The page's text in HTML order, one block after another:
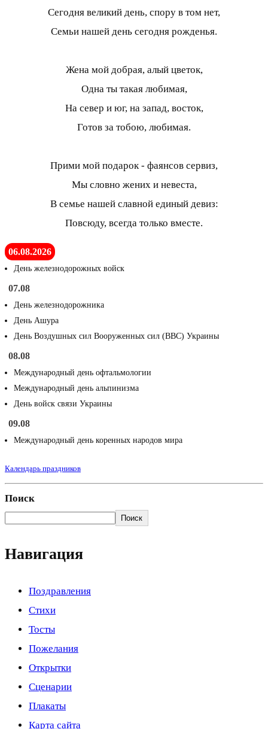
Сегодня великий день, спору в том нет,
Семьи нашей день сегодня рожденья.
Жена мой добрая, алый цветок,
Одна ты такая любимая,
На север и юг, на запад, восток,
Готов за тобою, любимая.
Прими мой подарок - фаянсов сервиз,
Мы словно жених и невеста,
В семье нашей славной единый девиз:
Повсюду, всегда только вместе.
06.08.2026
День железнодорожных войск
07.08
День железнодорожника
День Ашура
День Воздушных сил Вооруженных сил (ВВС) Украины
08.08
Международный день офтальмологии
Международный день альпинизма
День войск связи Украины
09.08
Международный день коренных народов мира
Календарь праздников
Поиск
Поиск
Навигация
Поздравления
Стихи
Тосты
Пожелания
Открытки
Сценарии
Плакаты
Карта сайта